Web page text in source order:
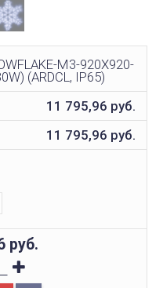
M3-920X920-
(ARDCL, IP65)
11 795,96 руб.
11 795,96 руб.
руб.